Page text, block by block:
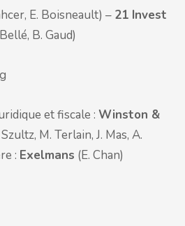
E. Boisneault) – 21 Invest
B. Gaud)
et fiscale : Winston &
M. Terlain, J. Mas, A.
: Exelmans (E. Chan)